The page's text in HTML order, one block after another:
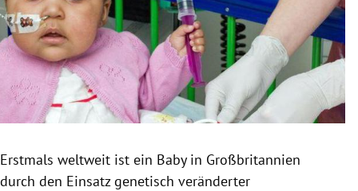
Untermenü
Untermenü
Untermenü
Untermenü
Erstmals weltweit ist ein Baby in Großbritannien
durch den Einsatz genetisch veränderter